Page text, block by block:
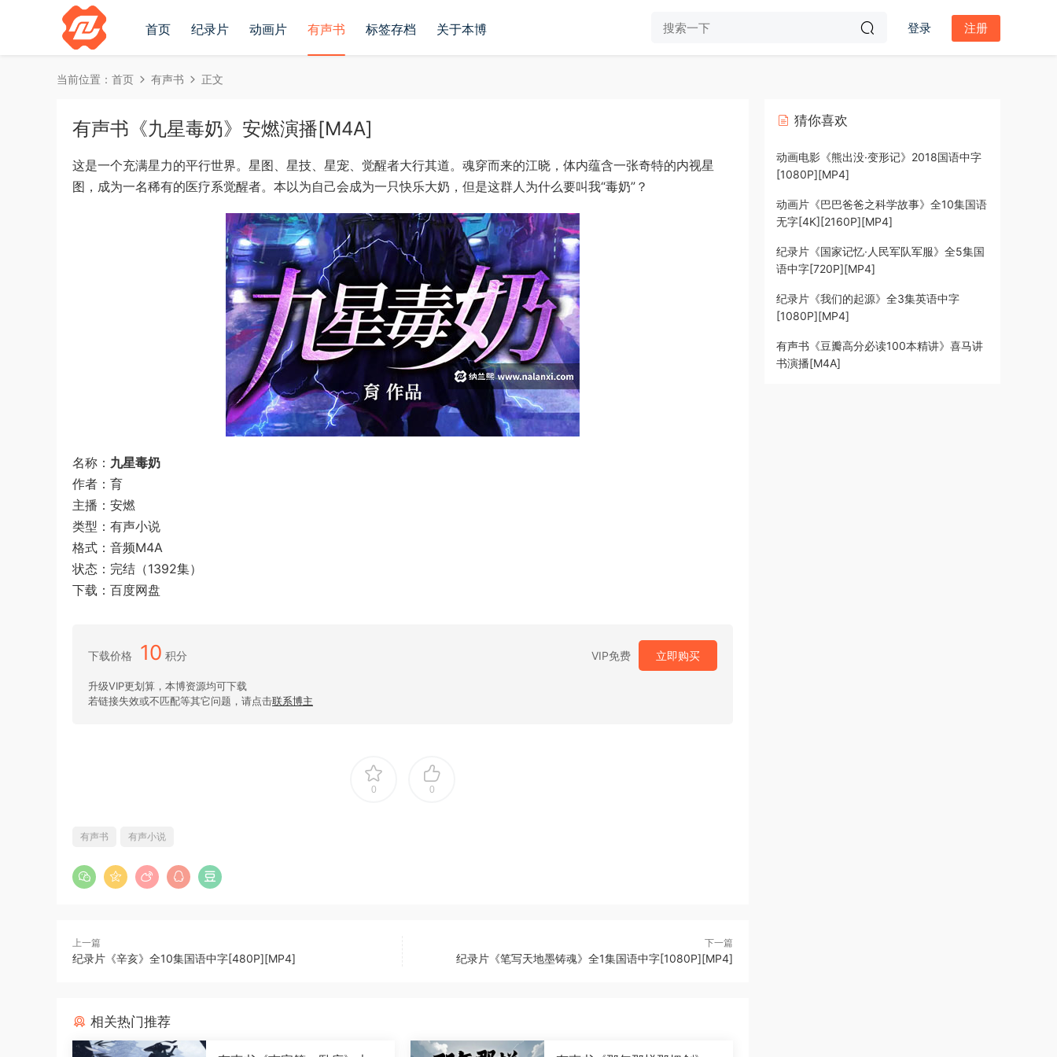
首页 纪录片 动画片 有声书 标签存档 关于本博 登录 注册
当前位置： 首页 有声书 正文
有声书《九星毒奶》安燃演播[M4A]
这是一个充满星力的平行世界。星图、星技、星宠、觉醒者大行其道。魂穿而来的江晓，体内蕴含一张奇特的内视星
图，成为一名稀有的医疗系觉醒者。本以为自己会成为一只快乐大奶，但是这群人为什么要叫我“毒奶”？
名称： 九星毒奶
作者：育
主播：安燃
类型：有声小说
格式：音频M4A
状态：完结（1392集）
下载：百度网盘
下载价格 10 积分 VIP免费 立即购买
升级VIP更划算，本博资源均可下载
若链接失效或不匹配等其它问题，请点击联系博主
0 0
有声书 有声小说
上一篇
纪录片《辛亥》全10集国语中字[480P][MP4]
下一篇
纪录片《笔写天地墨铸魂》全1集国语中字[1080P][MP4]
相关热门推荐
猜你喜欢
动画电影《熊出没·变形记》2018国语中字
[1080P][MP4]
动画片《巴巴爸爸之科学故事》全10集国语
无字[4K][2160P][MP4]
纪录片《国家记忆·人民军队军服》全5集国
语中字[720P][MP4]
纪录片《我们的起源》全3集英语中字
[1080P][MP4]
有声书《豆瓣高分必读100本精讲》喜马讲
书演播[M4A]